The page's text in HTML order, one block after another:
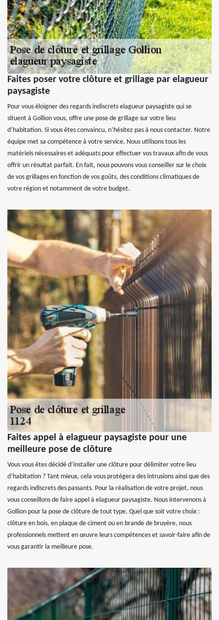
Faites poser votre clôture et grillage par elagueur
paysagiste
Pour vous éloigner des regards indiscrets elagueur paysagiste qui se
situent à Gollion vous, offre une pose de grillage sur votre lieu
d’habitation. Si vous êtes convaincu, n’hésitez pas à nous contacter. Notre
équipe met sa compétence à votre service. Nous utilisons tous les
matériels nécessaires et adéquats pour effectuer vos travaux afin de vous
offrir un résultat parfait. En fait, nous pouvons vous conseiller sur le choix
de vos grillages en fonction de vos goûts, des conditions climatiques de
votre région et notamment de votre budget.
Faites appel à elagueur paysagiste pour une
meilleure pose de clôture
Vous vous êtes décidé d’installer une clôture pour délimiter votre lieu
d’habitation ? Tant mieux, cela vous protégera des intrusions ainsi que des
regards indiscrets des passants. Pour la réalisation de votre projet, nous
vous conseillons de faire appel à elagueur paysagiste. Nous intervenons à
Gollion pour la pose de clôture de tout type. Quel que soit votre choix :
clôture en bois, en plaque de ciment ou en brande de bruyère, nous
professionnels mettent en œuvre leurs compétences et savoir-faire afin de
vous garantir la meilleure pose.